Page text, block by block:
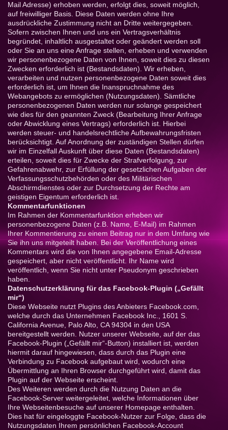
Mail Adresse) erhoben werden, erfolgt dies, soweit möglich,
auf freiwilliger Basis. Diese Daten werden ohne Ihre
ausdrückliche Zustimmung nicht an Dritte weitergegeben.
Sofern zwischen Ihnen und uns ein Vertragsverhältnis
begründet, inhaltlich ausgestaltet oder geändert werden soll
oder Sie an uns eine Anfrage stellen, erheben und verwenden
wir personenbezogene Daten von Ihnen, soweit dies zu diesen
Zwecken erforderlich ist (Bestandsdaten). Wir erheben,
verarbeiten und nutzen personenbezogene Daten soweit dies
erforderlich ist, um Ihnen die Inanspruchnahme des
Webangebots zu ermöglichen (Nutzungsdaten). Sämtliche
personenbezogenen Daten werden nur solange gespeichert
wie dies für den geannten Zweck (Bearbeitung Ihrer Anfrage
oder Abwicklung eines Vertrags) erforderlich ist. Hierbei
werden steuer- und handelsrechtliche Aufbewahrungsfristen
berücksichtigt. Auf Anordnung der zuständigen Stellen dürfen
wir im Einzelfall Auskunft über diese Daten (Bestandsdaten)
erteilen, soweit dies für Zwecke der Strafverfolgung, zur
Gefahrenabwehr, zur Erfüllung der gesetzlichen Aufgaben der
Verfassungsschutzbehörden oder des Militärischen
Abschirmdienstes oder zur Durchsetzung der Rechte am
geistigen Eigentum erforderlich ist.
Kommentarfunktionen
Im Rahmen der Kommentarfunktion erheben wir
personenbezogene Daten (z.B. Name, E-Mail) im Rahmen
Ihrer Kommentierung zu einem Beitrag nur in dem Umfang wie
Sie ihn uns mitgeteilt haben. Bei der Veröffentlichung eines
Kommentars wird die von Ihnen angegebene Email-Adresse
gespeichert, aber nicht veröffentlicht. Ihr Name wird
veröffentlich, wenn Sie nicht unter Pseudonym geschrieben
haben.
Datenschutzerklärung für das Facebook-Plugin („Gefällt
mir“)
Diese Webseite nutzt Plugins des Anbieters Facebook.com,
welche durch das Unternehmen Facebook Inc., 1601 S.
California Avenue, Palo Alto, CA 94304 in den USA
bereitgestellt werden. Nutzer unserer Webseite, auf der das
Facebook-Plugin („Gefällt mir“-Button) installiert ist, werden
hiermit darauf hingewiesen, dass durch das Plugin eine
Verbindung zu Facebook aufgebaut wird, wodurch eine
Übermittlung an Ihren Browser durchgeführt wird, damit das
Plugin auf der Webseite erscheint.
Des Weiteren werden durch die Nutzung Daten an die
Facebook-Server weitergeleitet, welche Informationen über
Ihre Webseitenbesuche auf unserer Homepage enthalten.
Dies hat für eingeloggte Facebook-Nutzer zur Folge, dass die
Nutzungsdaten Ihrem persönlichen Facebook-Account